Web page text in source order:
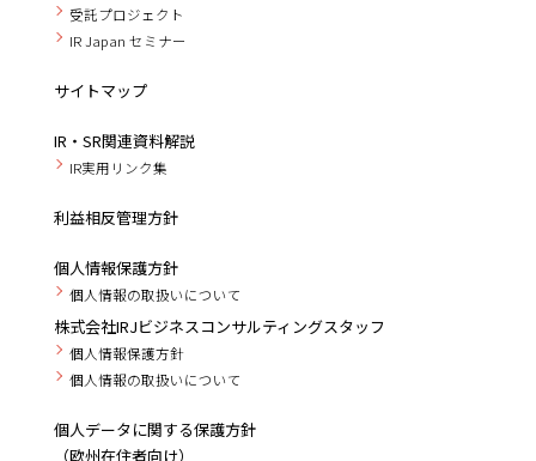
受託プロジェクト
IR Japan セミナー
サイトマップ
IR・SR関連資料解説
IR実用リンク集
利益相反管理方針
個人情報保護方針
個人情報の取扱いについて
株式会社IRJビジネスコンサルティングスタッフ
個人情報保護方針
個人情報の取扱いについて
個人データに関する保護方針
（欧州在住者向け）